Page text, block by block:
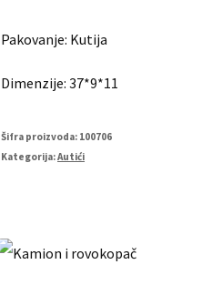
Pakovanje: Kutija
Dimenzije: 37*9*11
Šifra proizvoda: 100706
Kategorija:Autići